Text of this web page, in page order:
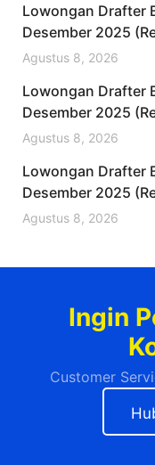
Lowongan Drafter
Desember 2025
Agustus 8, 2026
Lowongan Drafter
Desember 2025
Agustus 8, 2026
Lowongan Drafter
Desember 2025
Agustus 8, 2026
Ingin
Customer